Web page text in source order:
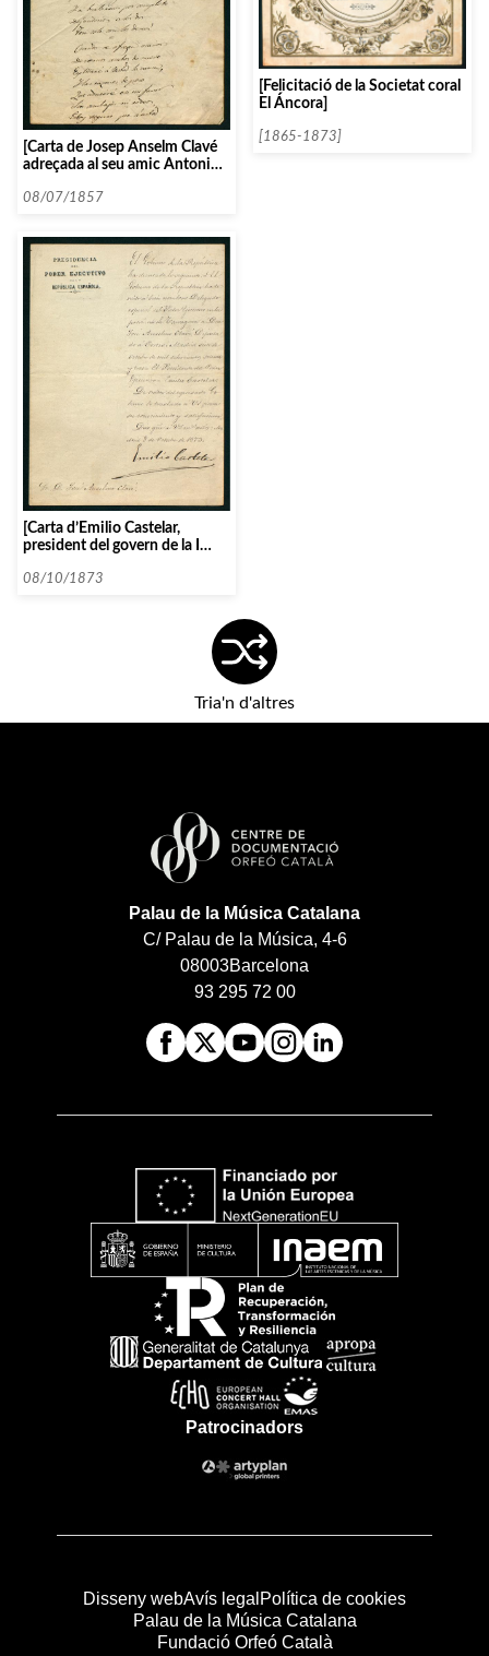
[Carta de Josep Anselm Clavé
adreçada al seu amic Antonio
08/07/1857
[Felicitació de la Societat coral
El Áncora]
[1865-1873]
[Carta d’Emilio Castelar,
president del govern de la I
08/10/1873
Tria'n d'altres
Palau de la Música Catalana
C/ Palau de la Música, 4-6
08003Barcelona
93 295 72 00
Patrocinadors
Disseny webAvís legal Política de cookies
Palau de la Música Catalana
Fundació Orfeó Català